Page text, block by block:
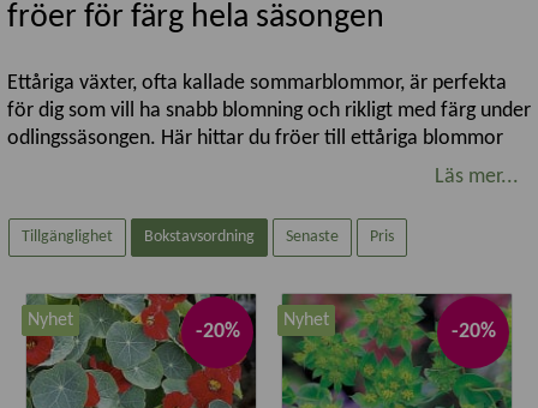
fröer för färg hela säsongen
Ettåriga växter, ofta kallade sommarblommor, är perfekta
för dig som vill ha snabb blomning och rikligt med färg under
odlingssäsongen. Här hittar du fröer till ettåriga blommor
som passar i rabatt, kruka och balkong – från klassiska
Vad är ettåriga växter?
Ettåriga växter fullföljer hela sin livscykel under en och
samma säsong – från sådd till blomning och frösättning. Det
gör dem till ett populärt val för dig som vill kunna variera
färg, form och uttryck i trädgården från år till år.
Läs mer...
Tillgänglighet Bokstavsordning Senaste Pris
-20%
Nyhet -20%
Nyhet